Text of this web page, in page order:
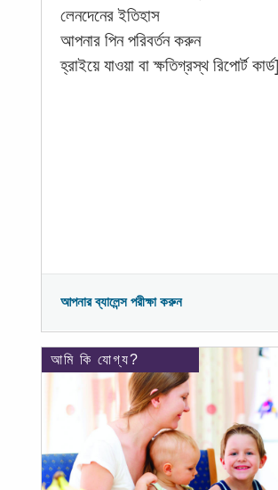
লেনদেনের ইতিহাস
আপনার পিন পরিবর্তন করুন
হ্রাইয়ে যাওয়া বা ক্ষতিগ্রস্থ রিপোর্ট কার্ড]
আপনার ব্যালেন্স পরীক্ষা করুন
আমি কি যোগ্য?